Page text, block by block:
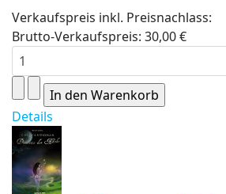
Verkaufspreis inkl. Preisnachlass:
Brutto-Verkaufspreis: 30,00 €
Details